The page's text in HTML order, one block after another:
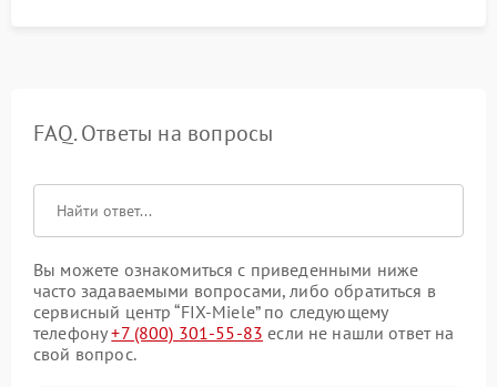
FAQ. Ответы на вопросы
Вы можете ознакомиться с приведенными ниже
часто задаваемыми вопросами, либо обратиться в
сервисный центр “FIX-Miele” по следующему
телефону+7 (800) 301-55-83 если не нашли ответ на
свой вопрос.